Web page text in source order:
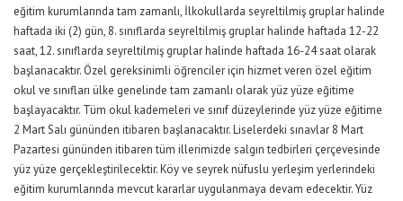
eğitim kurumlarında tam zamanlı, İlkokullarda seyreltilmiş gruplar halinde
haftada iki (2) gün, 8. sınıflarda seyreltilmiş gruplar halinde haftada 12-22
saat, 12. sınıflarda seyreltilmiş gruplar halinde haftada 16-24 saat olarak
başlanacaktır. Özel gereksinimli öğrenciler için hizmet veren özel eğitim
okul ve sınıfları ülke genelinde tam zamanlı olarak yüz yüze eğitime
başlayacaktır. Tüm okul kademeleri ve sınıf düzeylerinde yüz yüze eğitime
2 Mart Salı gününden itibaren başlanacaktır. Liselerdeki sınavlar 8 Mart
Pazartesi gününden itibaren tüm illerimizde salgın tedbirleri çerçevesinde
yüz yüze gerçekleştirilecektir. Köy ve seyrek nüfuslu yerleşim yerlerindeki
eğitim kurumlarında mevcut kararlar uygulanmaya devam edecektir. Yüz